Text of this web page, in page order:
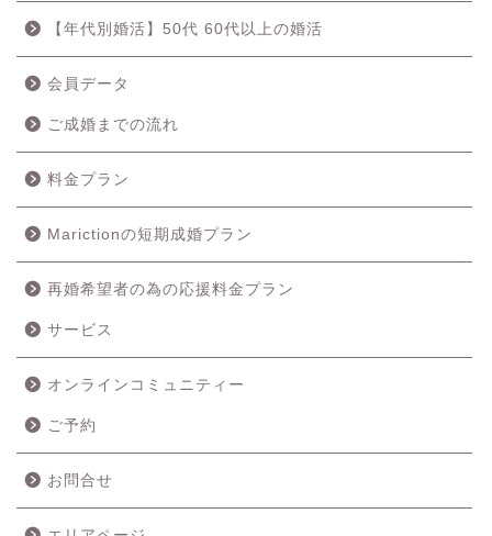
【年代別婚活】50代 60代以上の婚活
会員データ
ご成婚までの流れ
料金プラン
Marictionの短期成婚プラン
再婚希望者の為の応援料金プラン
サービス
オンラインコミュニティー
ご予約
お問合せ